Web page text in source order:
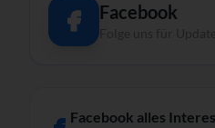
Facebook
Facebook alles